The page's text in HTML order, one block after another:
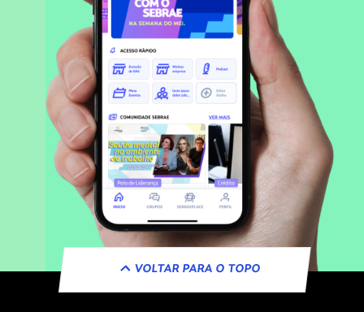
VOLTAR PARA O TOPO